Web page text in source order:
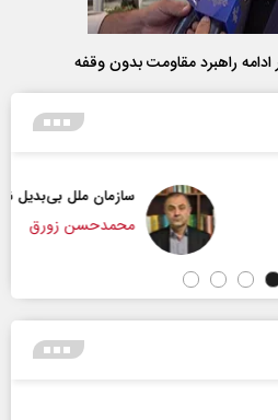
ادامه راهبرد مقاومت بدون وقفه
ملل بی‌بدیل نیست
زورق